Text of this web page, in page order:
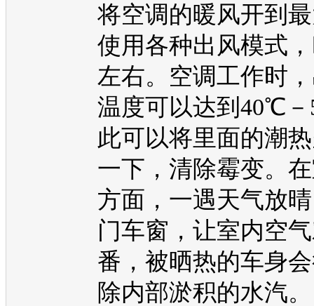
将空调的暖风开到
使用各种出风模式
左右。 空调工作时
温度可以达到40℃
此可以将里面的潮
一下，清除霉变。
方面，一遇天气放
门车窗，让室内空
番，被晒热的车身
除内部淤积的水汽。